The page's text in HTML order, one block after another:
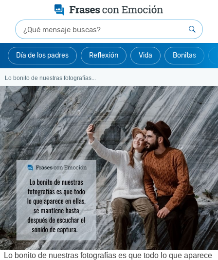
Día de los padres Reflexión Vida Bonitas
Lo bonito de nuestras fotografías...
Lo bonito de nuestras fotografías es que todo lo que aparece